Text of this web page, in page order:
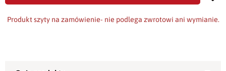
Produkt szyty na zamówienie- nie podlega zwrotowi ani wymianie.